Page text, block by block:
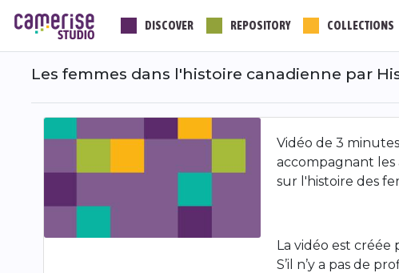
main
content
DISCOVER REPOSITORY COLLECTIONS
Les femmes dans l'histoire canadienne par
Vidéo de 3
accompagnant les
sur l'histoire des
La vidéo est créée
S’il n’y a pas de